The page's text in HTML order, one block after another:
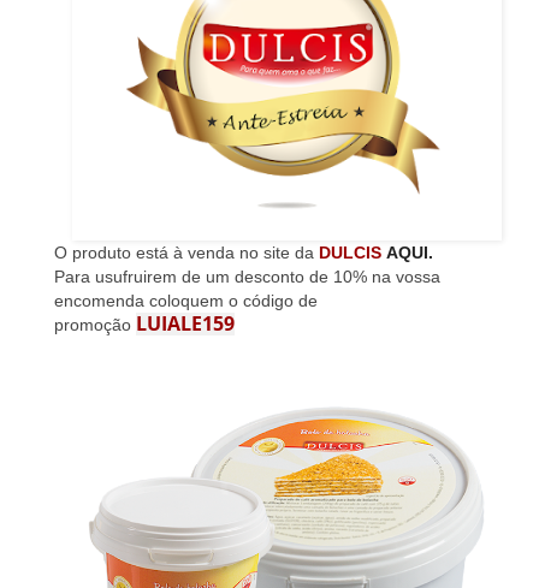
O produto está à venda no site da DULCIS AQUI.
Para usufruirem de um desconto de 10% na vossa
encomenda coloquem o código de
promoção LUIALE159